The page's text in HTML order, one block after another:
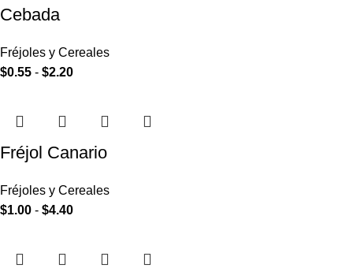
Cebada
Fréjoles y Cereales
$0.55 - $2.20
Fréjol Canario
Fréjoles y Cereales
$1.00 - $4.40